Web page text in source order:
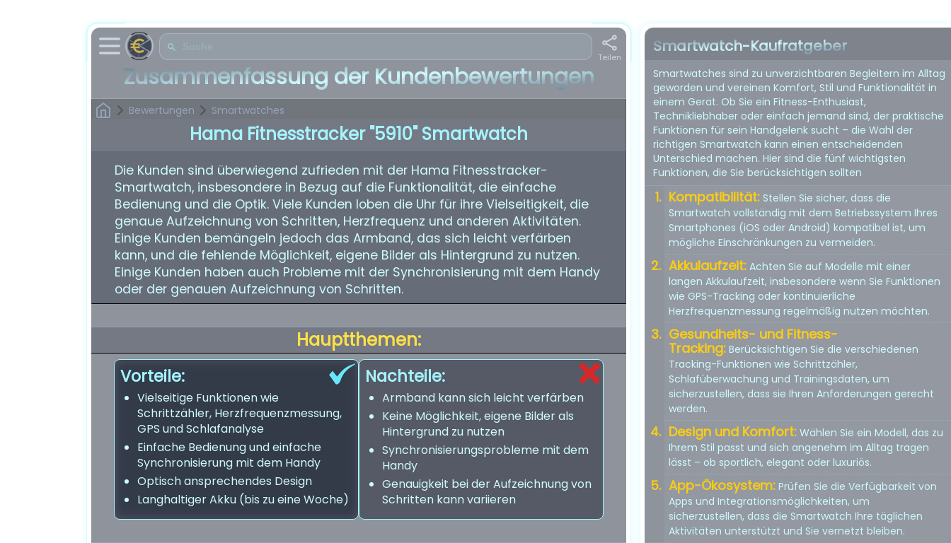
Teilen
Zusammenfassung der Kundenbewertungen
Bewertungen Smartwatches
Hama Fitnesstracker "5910" Smartwatch
Die Kunden sind überwiegend zufrieden mit der Hama Fitnesstracker-
Smartwatch, insbesondere in Bezug auf die Funktionalität, die einfache
Bedienung und die Optik. Viele Kunden loben die Uhr für ihre Vielseitigkeit, die
genaue Aufzeichnung von Schritten, Herzfrequenz und anderen Aktivitäten.
Einige Kunden bemängeln jedoch das Armband, das sich leicht verfärben
kann, und die fehlende Möglichkeit, eigene Bilder als Hintergrund zu nutzen.
Einige Kunden haben auch Probleme mit der Synchronisierung mit dem Handy
oder der genauen Aufzeichnung von Schritten.
Hauptthemen:
Vorteile:
Vielseitige Funktionen wie
Schrittzähler, Herzfrequenzmessung,
GPS und Schlafanalyse
Einfache Bedienung und einfache
Synchronisierung mit dem Handy
Optisch ansprechendes Design
Langhaltiger Akku (bis zu eine Woche)
Nachteile:
Armband kann sich leicht verfärben
Keine Möglichkeit, eigene Bilder als
Hintergrund zu nutzen
Synchronisierungsprobleme mit dem
Handy
Genauigkeit bei der Aufzeichnung von
Schritten kann variieren
Smartwatch-Kaufratgeber
Smartwatches sind zu unverzichtbaren Begleitern im Alltag
geworden und vereinen Komfort, Stil und Funktionalität in
einem Gerät. Ob Sie ein Fitness-Enthusiast,
Technikliebhaber oder einfach jemand sind, der praktische
Funktionen für sein Handgelenk sucht – die Wahl der
richtigen Smartwatch kann einen entscheidenden
Unterschied machen. Hier sind die fünf wichtigsten
Funktionen, die Sie berücksichtigen sollten
Kompatibilität: Stellen Sie sicher, dass die
Smartwatch vollständig mit dem Betriebssystem Ihres
Smartphones (iOS oder Android) kompatibel ist, um
mögliche Einschränkungen zu vermeiden.
Akkulaufzeit: Achten Sie auf Modelle mit einer
langen Akkulaufzeit, insbesondere wenn Sie Funktionen
wie GPS-Tracking oder kontinuierliche
Herzfrequenzmessung regelmäßig nutzen möchten.
Gesundheits- und Fitness-
Tracking: Berücksichtigen Sie die verschiedenen
Tracking-Funktionen wie Schrittzähler,
Schlafüberwachung und Trainingsdaten, um
sicherzustellen, dass sie Ihren Anforderungen gerecht
werden.
Design und Komfort: Wählen Sie ein Modell, das zu
Ihrem Stil passt und sich angenehm im Alltag tragen
lässt – ob sportlich, elegant oder luxuriös.
App-Ökosystem: Prüfen Sie die Verfügbarkeit von
Apps und Integrationsmöglichkeiten, um
sicherzustellen, dass die Smartwatch Ihre täglichen
Aktivitäten unterstützt und Sie vernetzt bleiben.